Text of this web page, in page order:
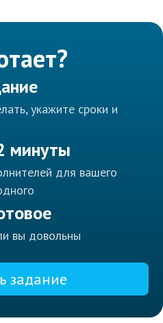
укажите сроки и
минуты
для вашего
вы довольны
задание